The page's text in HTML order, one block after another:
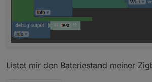
Listet mir den Bateriestand meiner